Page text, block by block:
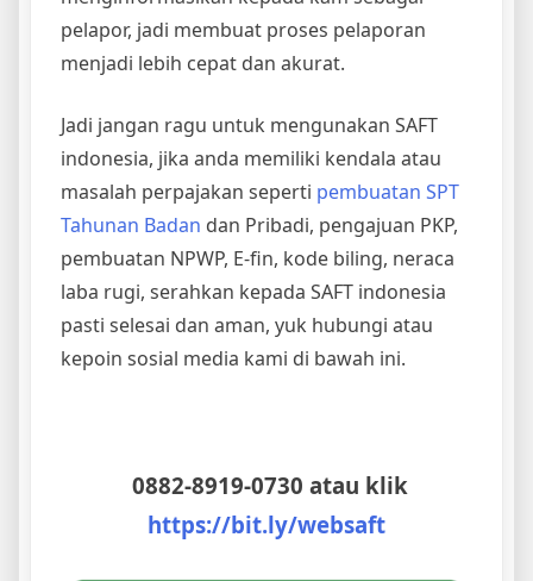
pelapor, jadi membuat proses pelaporan
menjadi lebih cepat dan akurat.
Jadi jangan ragu untuk mengunakan SAFT
indonesia, jika anda memiliki kendala atau
masalah perpajakan seperti pembuatan SPT
Tahunan Badan dan Pribadi, pengajuan PKP,
pembuatan NPWP, E-fin, kode biling, neraca
laba rugi, serahkan kepada SAFT indonesia
pasti selesai dan aman, yuk hubungi atau
kepoin sosial media kami di bawah ini.
0882-8919-0730 atau klik
https://bit.ly/websaft